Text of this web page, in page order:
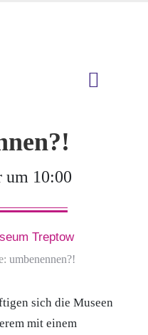
um 10:00
Treptow
umbenennen?!
sich die Museen
mit einem